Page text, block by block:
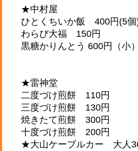
★中村屋
ひとくちいか飯 400円(5個
わらび大福 150円
黒糖かりんとう 600円（小）
★雷神堂
二度づけ煎餅 110円
三度づけ煎餅 130円
焼きたて煎餅 300円
十度づけ煎餅 200円
★大山ケーブルカー 大人